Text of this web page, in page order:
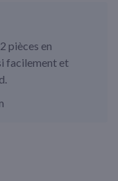
pièces en
facilement et